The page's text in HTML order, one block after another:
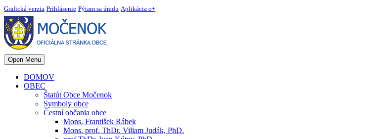
Grafická verzia Prihlásenie Pýtam sa úradu Aplikácia o+
Open Menu
DOMOV
OBEC
Štatút Obce Močenok
Symboly obce
Čestní občania obce
Mons. František Rábek
Mons. prof. ThDr. Viliam Judák, PhD.